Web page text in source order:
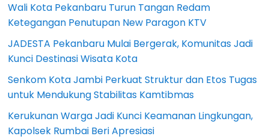
Wali Kota Pekanbaru Turun Tangan Redam
Ketegangan Penutupan New Paragon KTV
JADESTA Pekanbaru Mulai Bergerak, Komunitas Jadi
Kunci Destinasi Wisata Kota
Senkom Kota Jambi Perkuat Struktur dan Etos Tugas
untuk Mendukung Stabilitas Kamtibmas
Kerukunan Warga Jadi Kunci Keamanan Lingkungan,
Kapolsek Rumbai Beri Apresiasi